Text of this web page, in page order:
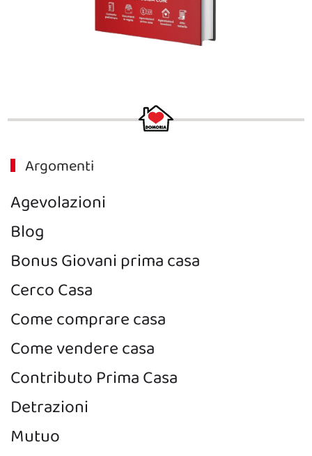
Argomenti
Agevolazioni
Blog
Bonus Giovani prima casa
Cerco Casa
Come comprare casa
Come vendere casa
Contributo Prima Casa
Detrazioni
Mutuo